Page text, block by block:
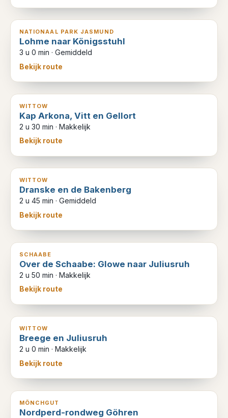
9km
NATIONAAL PARK JASMUND
Lohme naar Königsstuhl
3 u 0 min · Gemiddeld
Bekijk route
8km
WITTOW
Kap Arkona, Vitt en Gellort
2 u 30 min · Makkelijk
Bekijk route
9km
WITTOW
Dranske en de Bakenberg
2 u 45 min · Gemiddeld
Bekijk route
10km
SCHAABE
Over de Schaabe: Glowe naar Juliusruh
2 u 50 min · Makkelijk
Bekijk route
7km
WITTOW
Breege en Juliusruh
2 u 0 min · Makkelijk
Bekijk route
6km
MÖNCHGUT
Nordperd-rondweg Göhren